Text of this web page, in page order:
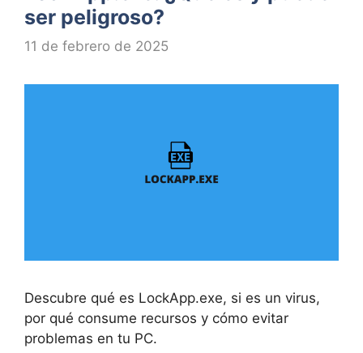
ser peligroso?
11 de febrero de 2025
Descubre qué es LockApp.exe, si es un virus,
por qué consume recursos y cómo evitar
problemas en tu PC.